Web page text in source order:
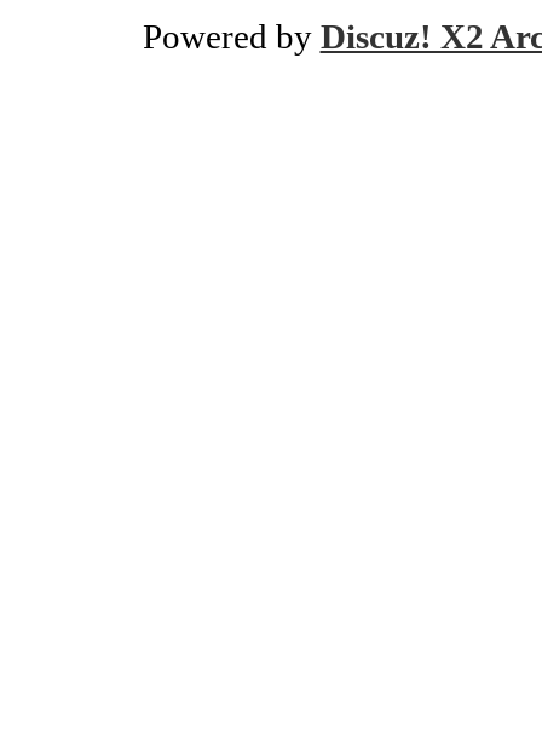
Powered by Discuz! X2